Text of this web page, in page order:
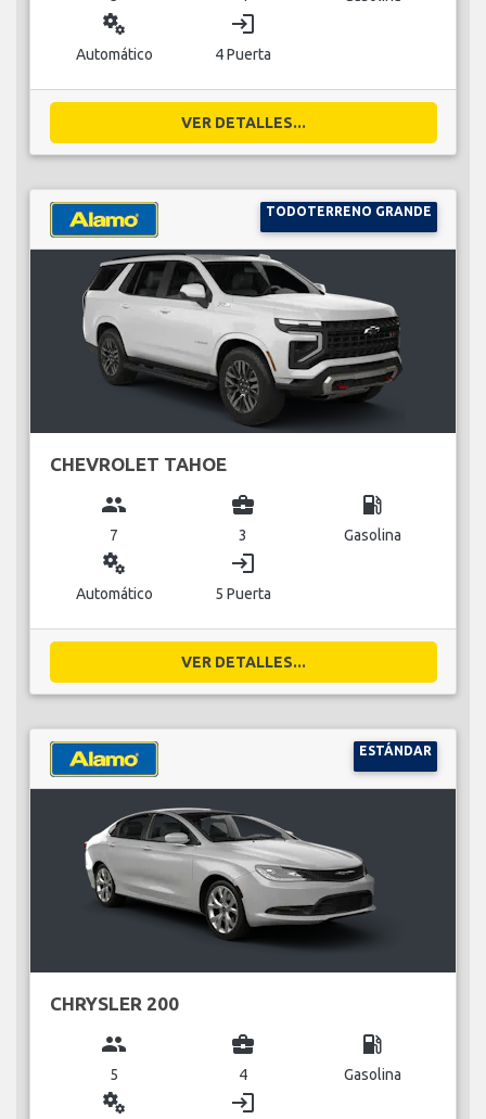
miscellaneous_services
Automático
login
4 Puerta
VER DETALLES...
TODOTERRENO GRANDE
CHEVROLET TAHOE
group
7
business_center
3
local_gas_station
Gasolina
miscellaneous_services
Automático
login
5 Puerta
VER DETALLES...
ESTÁNDAR
CHRYSLER 200
group
5
business_center
4
local_gas_station
Gasolina
miscellaneous_services login